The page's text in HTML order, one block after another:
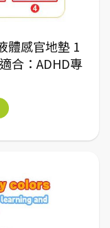
體感官地墊 1
合：ADHD專